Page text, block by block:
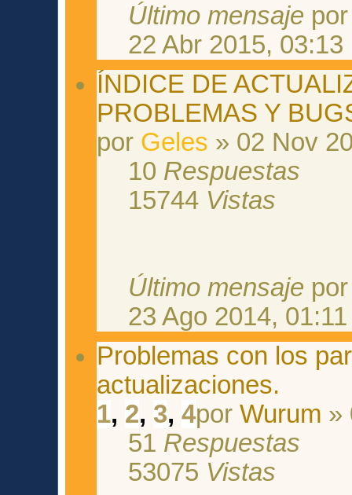
Último mensaje
22 Abr 2015, 03:13
ÍNDICE DE
PROBLEMAS Y
por Geles » 02 Nov
10 Respuestas
15744 Vistas
Último mensaje
23 Ago 2014, 01:11
Problemas con los
actualizaciones.
1, 2, 3,4porWurum »
51 Respuestas
53075 Vistas